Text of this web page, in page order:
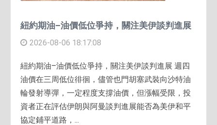
紐約期油–油價低位爭持，關注美伊談判進展
2026-08-06 18:17:08
紐約期油–油價低位爭持，關注美伊談判進展 週四
油價在三周低位徘徊，儘管也門胡塞武裝向沙特油
輪發射導彈，一定程度支撐油價，但漲幅受限，投
資者正在評估伊朗與阿曼談判進展能否為美伊和平
協定鋪平道路，...